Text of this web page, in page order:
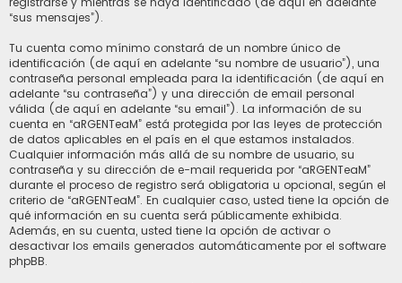
“sus mensajes”).
Tu cuenta como mínimo constará de un nombre único de
identificación (de aquí en adelante “su nombre de usuario”), una
contraseña personal empleada para la identificación (de aquí en
adelante “su contraseña”) y una dirección de email personal
válida (de aquí en adelante “su email”). La información de su
cuenta en “aRGENTeaM” está protegida por las leyes de protección
de datos aplicables en el país en el que estamos instalados.
Cualquier información más allá de su nombre de usuario, su
contraseña y su dirección de e-mail requerida por “aRGENTeaM”
durante el proceso de registro será obligatoria u opcional, según el
criterio de “aRGENTeaM”. En cualquier caso, usted tiene la opción de
qué información en su cuenta será públicamente exhibida.
Además, en su cuenta, usted tiene la opción de activar o
desactivar los emails generados automáticamente por el software
phpBB.